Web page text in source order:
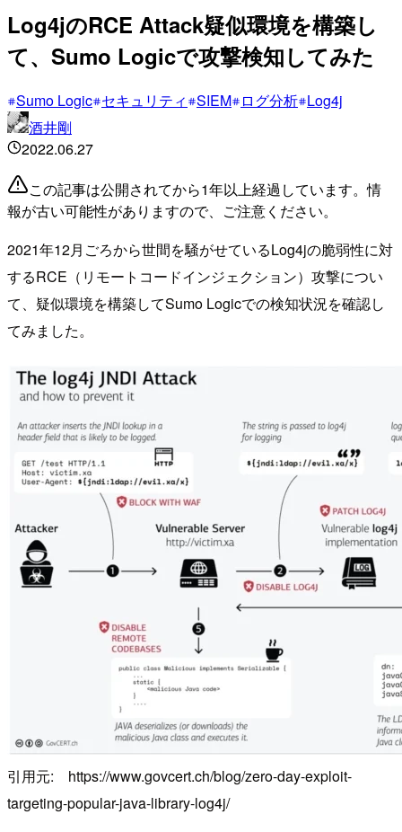
Log4jのRCE Attack疑似環境を構築し
て、Sumo Logicで攻撃検知してみた
Sumo Logic セキュリティ SIEM ログ分析 Log4j
酒井剛
2022.06.27
この記事は公開されてから1年以上経過しています。情
報が古い可能性がありますので、ご注意ください。
2021年12月ごろから世間を騒がせているLog4jの脆弱性に対
するRCE（リモートコードインジェクション）攻撃につい
て、疑似環境を構築してSumo Logicでの検知状況を確認し
てみました。
引用元: https://www.govcert.ch/blog/zero-day-exploit-
targeting-popular-java-library-log4j/